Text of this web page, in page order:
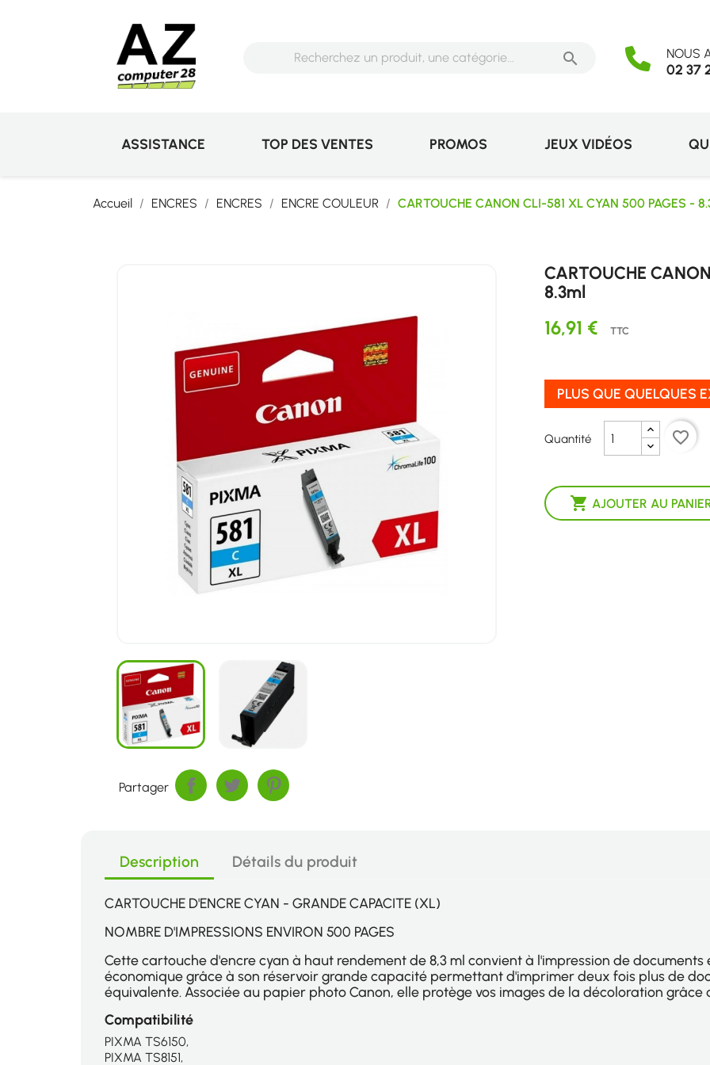
 NOUS
02 37
ASSISTANCE TOP DES VENTES PROMOS JEUX VIDÉOS
Accueil ENCRES ENCRES ENCRE COULEUR CARTOUCHE CANON CLI-581 XL CYAN 500 PAGES -
CARTOUCHE
8.3ml
16,91 € TTC
PLUS QUE QUELQUES
Quantité
 AJOUTER AU
favorite_border
Partager
Description Détails du produit
CARTOUCHE D'ENCRE CYAN - GRANDE CAPACITE (XL)
NOMBRE D'IMPRESSIONS ENVIRON 500 PAGES
Cette cartouche d'encre cyan à haut rendement de 8,3 ml convient à l'impression de
économique grâce à son réservoir grande capacité permettant d'imprimer deux fois plus de
équivalente. Associée au papier photo Canon, elle protège vos images de la décoloration grâce
Compatibilité
PIXMA TS6150,
PIXMA TS8151,